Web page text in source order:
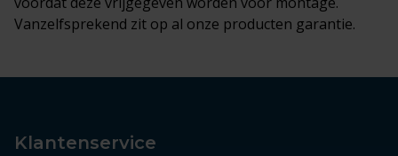
Vanzelfsprekend zit op al onze producten garantie.
Klantenservice